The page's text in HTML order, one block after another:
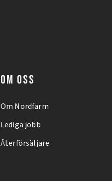
OM OSS
Om Nordfarm
Lediga jobb
Återförsäljare